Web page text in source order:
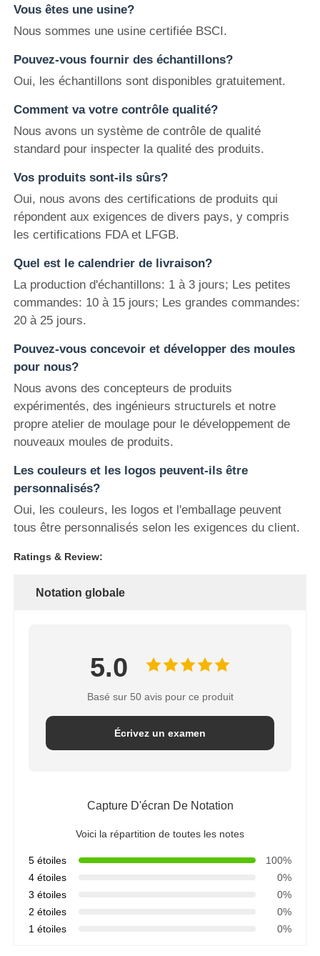
Vous êtes une usine?
Nous sommes une usine certifiée BSCI.
Pouvez-vous fournir des échantillons?
Oui, les échantillons sont disponibles gratuitement.
Comment va votre contrôle qualité?
Nous avons un système de contrôle de qualité
standard pour inspecter la qualité des produits.
Vos produits sont-ils sûrs?
Oui, nous avons des certifications de produits qui
répondent aux exigences de divers pays, y compris
les certifications FDA et LFGB.
Quel est le calendrier de livraison?
La production d'échantillons: 1 à 3 jours; Les petites
commandes: 10 à 15 jours; Les grandes commandes:
20 à 25 jours.
Pouvez-vous concevoir et développer des moules
pour nous?
Nous avons des concepteurs de produits
expérimentés, des ingénieurs structurels et notre
propre atelier de moulage pour le développement de
nouveaux moules de produits.
Les couleurs et les logos peuvent-ils être
personnalisés?
Oui, les couleurs, les logos et l'emballage peuvent
tous être personnalisés selon les exigences du client.
Ratings & Review:
Notation globale
5.0
Basé sur 50 avis pour ce produit
Écrivez un examen
Capture D'écran De Notation
Voici la répartition de toutes les notes
5 étoiles
100%
4 étoiles
0%
3 étoiles
0%
2 étoiles
0%
1 étoiles
0%